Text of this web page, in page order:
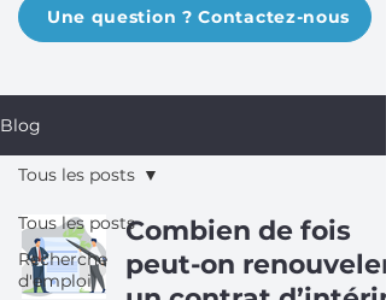
Une question ? Contactez-nous
Blog
Tous les posts
Recherche
d'emploi
Tous les posts
Combien de fois
peut-on renouveler